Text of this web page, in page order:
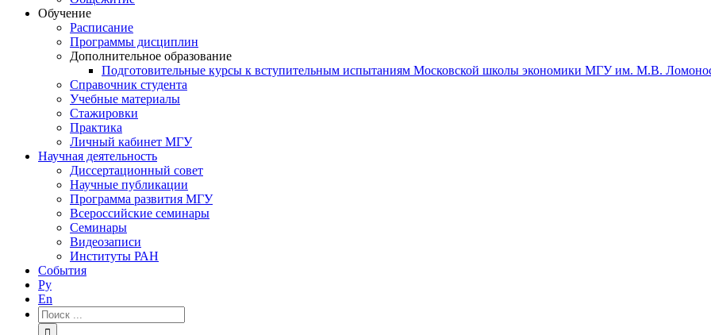
Обучение
Расписание
Программы дисциплин
Дополнительное образование
Подготовительные курсы к вступительным испытаниям Московской школы экономики МГУ им. М.В.
Справочник студента
Учебные материалы
Стажировки
Практика
Личный кабинет МГУ
Научная деятельность
Диссертационный совет
Научные публикации
Программа развития МГУ
Всероссийские семинары
Семинары
Видеозаписи
Институты РАН
События
Ру
En
Результат
поиска: